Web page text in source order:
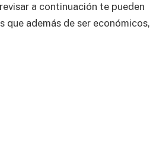
a continuación te pueden
además de ser económicos,